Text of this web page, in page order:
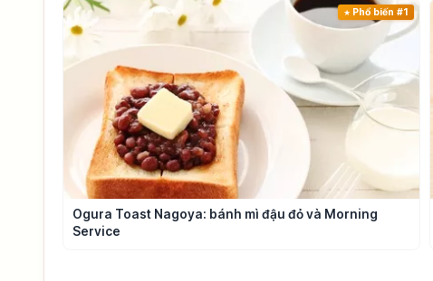
Phổ biến #1
Ogura Toast Nagoya: bánh mì đậu đỏ và Morning
Service